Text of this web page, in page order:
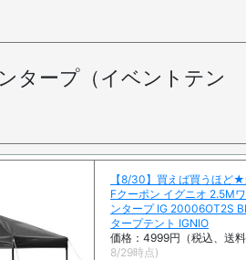
タープ（イベントテン
【8/30】買えば買うほど
Fクーポン イグニオ 2.5M
ンタープ IG 20006OT2S
タープテント IGNIO
価格：4999円（税込、送
8/29時点)